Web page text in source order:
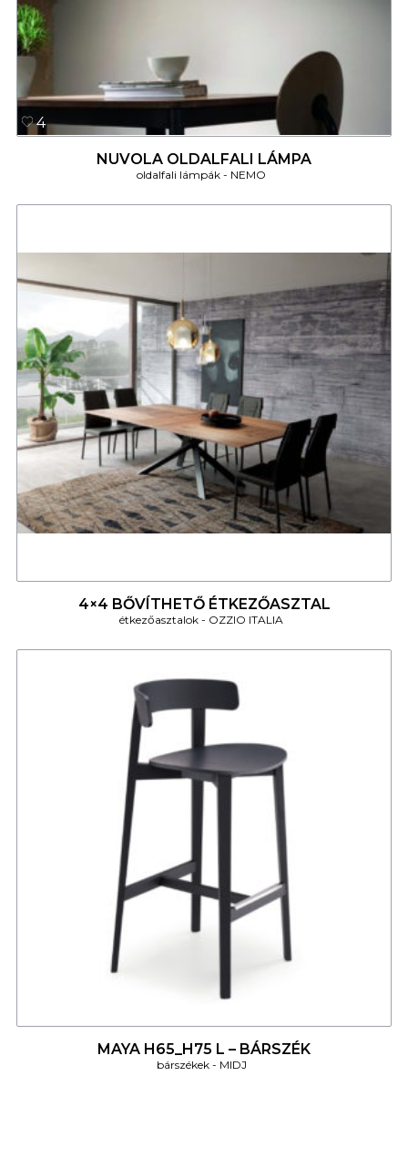
4
NUVOLA OLDALFALI LÁMPA
oldalfali lámpák NEMO
4×4 BŐVÍTHETŐ ÉTKEZŐASZTAL
étkezőasztalok OZZIO ITALIA
MAYA H65_H75 L – BÁRSZÉK
bárszékek MIDJ